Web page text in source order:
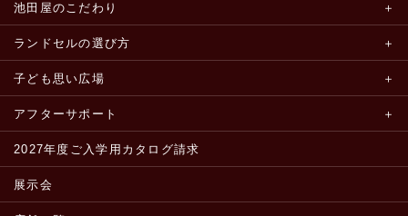
池田屋のこだわり
ランドセルの選び方
子ども思い広場
アフターサポート
2027年度ご入学用カタログ請求
展示会